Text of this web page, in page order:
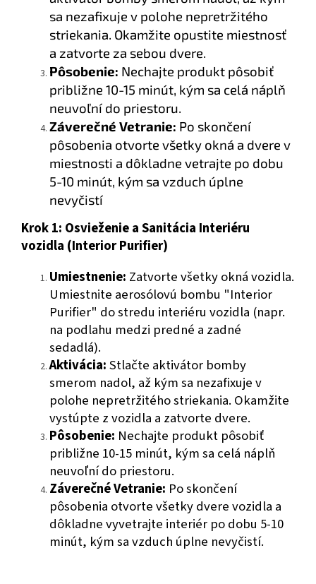
sa nezafixuje v polohe nepretržitého
striekania. Okamžite opustite miestnosť
a zatvorte za sebou dvere.
Pôsobenie: Nechajte produkt pôsobiť
približne 10-15 minút, kým sa celá náplň
neuvoľní do priestoru.
Záverečné Vetranie: Po skončení
pôsobenia otvorte všetky okná a dvere v
miestnosti a dôkladne vetrajte po dobu
5-10 minút, kým sa vzduch úplne
nevyčistí
Krok 1: Osvieženie a Sanitácia Interiéru
vozidla (Interior Purifier)
Umiestnenie: Zatvorte všetky okná vozidla.
Umiestnite aerosólovú bombu "Interior
Purifier" do stredu interiéru vozidla (napr.
na podlahu medzi predné a zadné
sedadlá).
Aktivácia:Stlačte aktivátor bomby
smerom nadol, až kým sa nezafixuje v
polohe nepretržitého striekania. Okamžite
vystúpte z vozidla a zatvorte dvere.
Pôsobenie: Nechajte produkt pôsobiť
približne 10-15 minút, kým sa celá náplň
neuvoľní do priestoru.
Záverečné Vetranie: Po skončení
pôsobenia otvorte všetky dvere vozidla a
dôkladne vyvetrajte interiér po dobu 5-10
minút, kým sa vzduch úplne nevyčistí.